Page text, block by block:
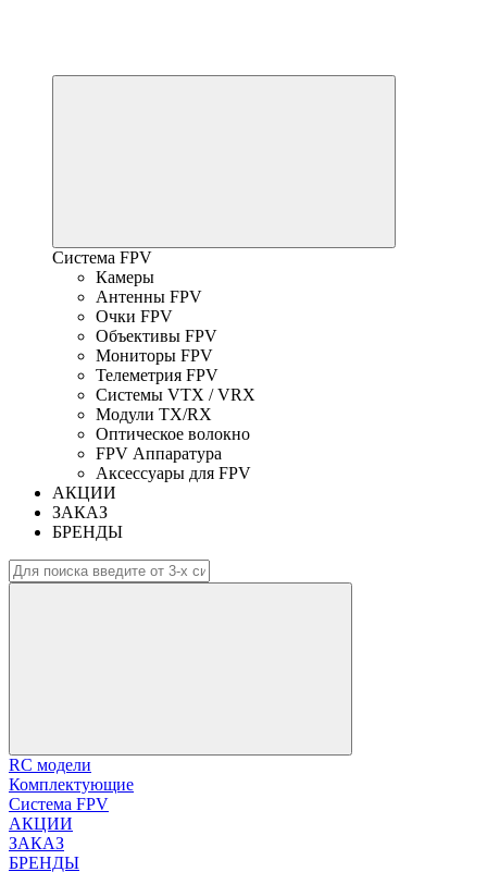
Система FPV
Камеры
Антенны FPV
Очки FPV
Объективы FPV
Мониторы FPV
Телеметрия FPV
Системы VTX / VRX
Модули TX/RX
Оптическое волокно
FPV Аппаратура
Аксессуары для FPV
АКЦИИ
ЗАКАЗ
БРЕНДЫ
RC модели
Комплектующие
Система FPV
АКЦИИ
ЗАКАЗ
БРЕНДЫ